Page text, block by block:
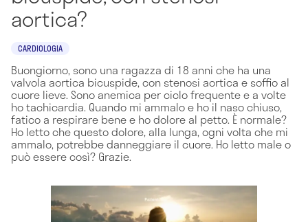
aortica?
CARDIOLOGIA
Buongiorno, sono una ragazza di 18 anni che ha una
valvola aortica bicuspide, con stenosi aortica e soffio al
cuore lieve. Sono anemica per ciclo frequente e a volte
ho tachicardia. Quando mi ammalo e ho il naso chiuso,
fatico a respirare bene e ho dolore al petto. È normale?
Ho letto che questo dolore, alla lunga, ogni volta che mi
ammalo, potrebbe danneggiare il cuore. Ho letto male o
può essere così? Grazie.